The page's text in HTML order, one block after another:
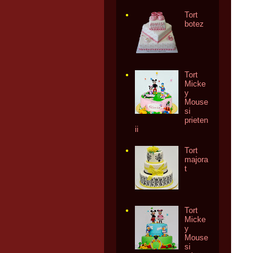
Tort
botez
Tort
Micke
y
Mouse
si
prieten
ii
Tort
majora
t
Tort
Micke
y
Mouse
si